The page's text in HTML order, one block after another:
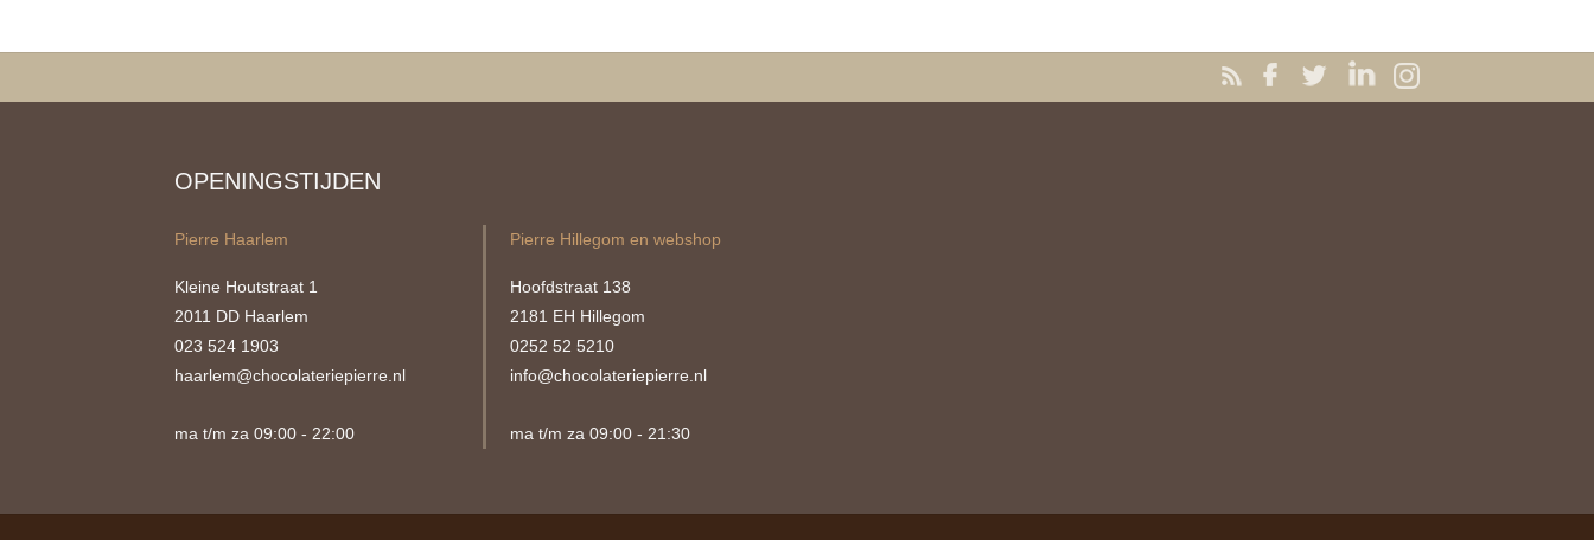
OPENINGSTIJDEN
Pierre Haarlem
Kleine Houtstraat 1
2011 DD Haarlem
023 524 1903
haarlem@chocolateriepierre.nl
ma t/m za 09:00 - 22:00
Pierre Hillegom en webshop
Hoofdstraat 138
2181 EH Hillegom
0252 52 5210
info@chocolateriepierre.nl
ma t/m za 09:00 - 21:30